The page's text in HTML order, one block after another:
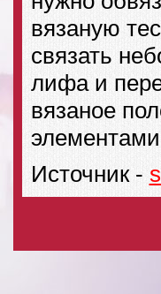
вязаную
связать
лифа и
вязаное
Источник -